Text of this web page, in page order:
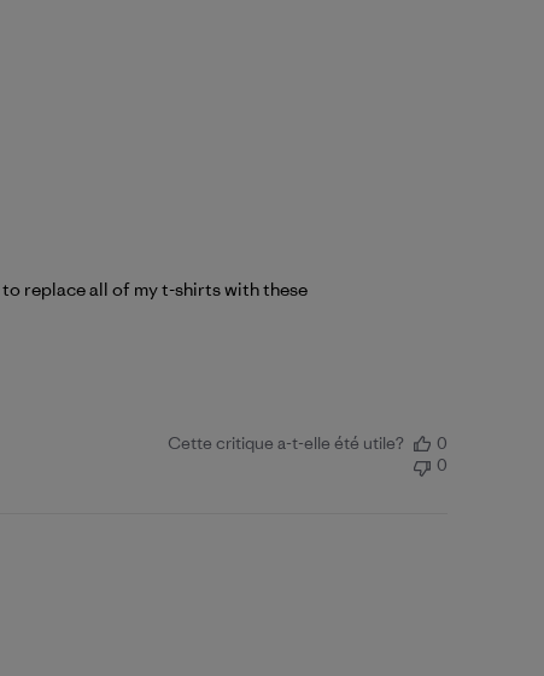
replace all of my t-shirts with these
Cette critique a-t-elle été utile?
0
0